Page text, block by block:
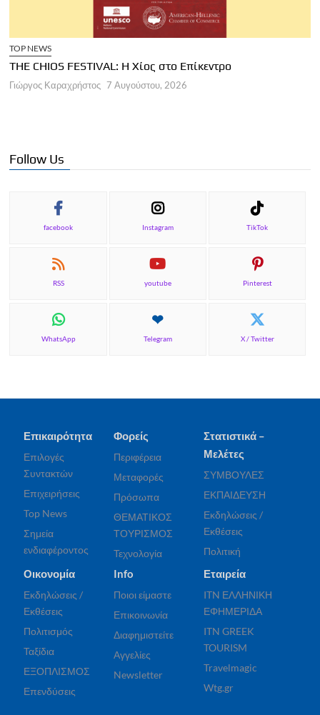
TOP NEWS
THE CHIOS FESTIVAL: Η Χίος στο Επίκεντρο
Γιώργος Καραχρήστος 7 Αυγούστου, 2026
Follow Us
facebook Instagram TikTok
RSS youtube Pinterest
WhatsApp Telegram X / Twitter
Επικαιρότητα
Επιλογές
Συντακτών
Επιχειρήσεις
Top News
Σημεία
ενδιαφέροντος
Φορείς
Περιφέρεια
Μεταφορές
Πρόσωπα
ΘΕΜΑΤΙΚΟΣ
ΤΟΥΡΙΣΜΟΣ
Τεχνολογία
Στατιστικά –
Μελέτες
ΣΥΜΒΟΥΛΕΣ
ΕΚΠΑΙΔΕΥΣΗ
Εκδηλώσεις /
Εκθέσεις
Πολιτική
Οικονομία
Εκδηλώσεις /
Εκθέσεις
Πολιτισμός
Ταξίδια
ΕΞΟΠΛΙΣΜΟΣ
Επενδύσεις
Info
Ποιοι είμαστε
Επικοινωνία
Διαφημιστείτε
Αγγελίες
Newsletter
Εταιρεία
ITN ΕΛΛΗΝΙΚΗ
ΕΦΗΜΕΡΙΔΑ
ITN GREEK
TOURISM
Travelmagic
Wtg.gr